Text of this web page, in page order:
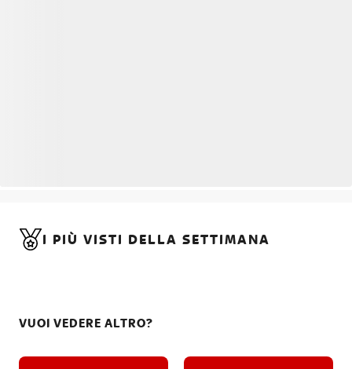
I PIÙ VISTI DELLA SETTIMANA
VUOI VEDERE ALTRO?